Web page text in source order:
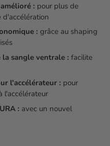
: pour plus de
: grâce au shaping
sangle ventrale : facilite
l'accélérateur : pour
l'accélérateur
: avec un nouvel